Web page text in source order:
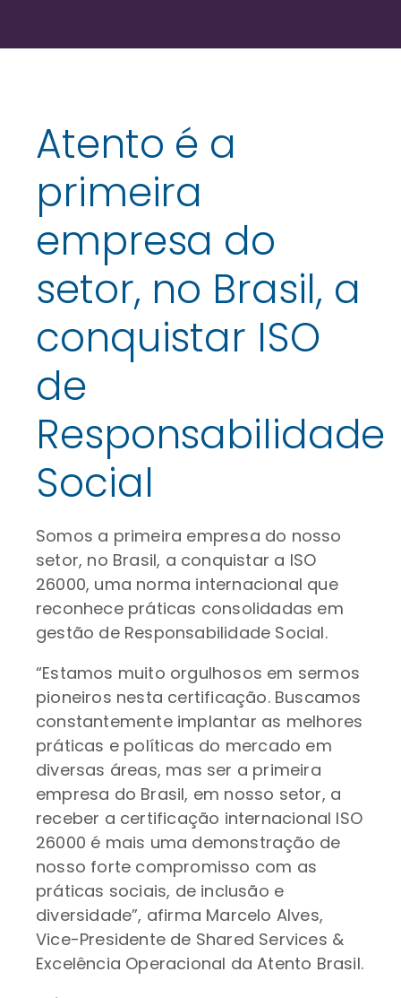
Atento é a
primeira
empresa do
setor, no Brasil, a
conquistar ISO
de
Responsabilidade
Social
Somos a primeira empresa do nosso
setor, no Brasil, a conquistar a ISO
26000, uma norma internacional que
reconhece práticas consolidadas em
gestão de Responsabilidade Social.
“Estamos muito orgulhosos em sermos
pioneiros nesta certificação. Buscamos
constantemente implantar as melhores
práticas e políticas do mercado em
diversas áreas, mas ser a primeira
empresa do Brasil, em nosso setor, a
receber a certificação internacional ISO
26000 é mais uma demonstração de
nosso forte compromisso com as
práticas sociais, de inclusão e
diversidade”, afirma Marcelo Alves,
Vice-Presidente de Shared Services &
Excelência Operacional da Atento Brasil.